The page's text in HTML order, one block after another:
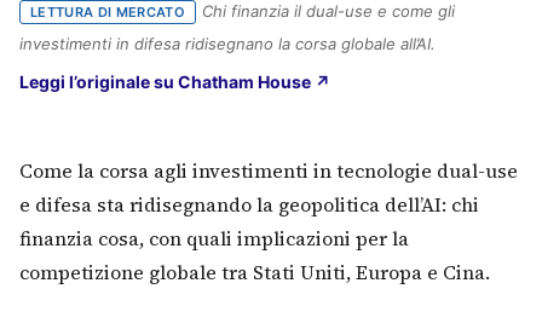
Indice
About
LETTURA DI MERCATO
Chi finanzia il dual-use e come gli
investimenti in difesa ridisegnano la corsa globale all’AI.
Leggi l’originale su Chatham House ↗
Come la corsa agli investimenti in tecnologie dual-use
e difesa sta ridisegnando la geopolitica dell’AI: chi
finanzia cosa, con quali implicazioni per la
competizione globale tra Stati Uniti, Europa e Cina.